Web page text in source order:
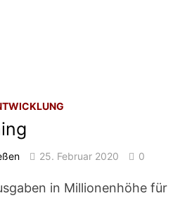
25. Februar 2020 0
in Millionenhöhe für